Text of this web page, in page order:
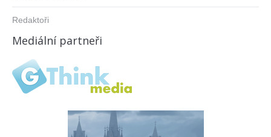
Redaktoři
Mediální partneři